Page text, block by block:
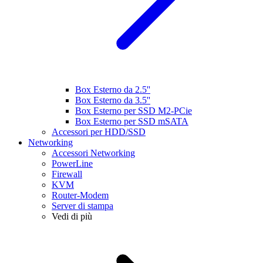
Box Esterno da 2.5''
Box Esterno da 3.5''
Box Esterno per SSD M2-PCie
Box Esterno per SSD mSATA
Accessori per HDD/SSD
Networking
Accessori Networking
PowerLine
Firewall
KVM
Router-Modem
Server di stampa
Vedi di più